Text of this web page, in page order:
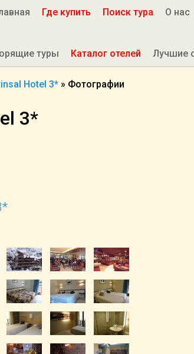
Где купить Поиск тура О нас
туры Каталог отелей Лучшие
Hotel 3* » Фотографии
3*